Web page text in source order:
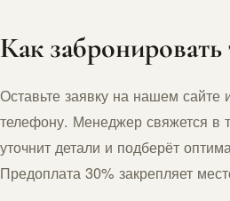
Как забронировать
Оставьте заявку на нашем сайте
телефону. Менеджер свяжется в
уточнит детали и подберёт
Предоплата 30% закрепляет